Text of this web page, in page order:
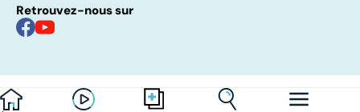
Retrouvez-nous sur